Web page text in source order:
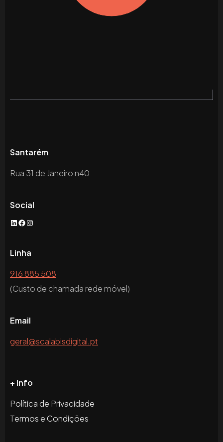
Santarém
Rua 31 de Janeiro n40
Social
LinkedIn
Facebook
Instagram
Linha
916 885 508
(Custo de chamada rede móvel)
Email
geral@scalabisdigital.pt
+ Info
Política de Privacidade
Termos e Condições